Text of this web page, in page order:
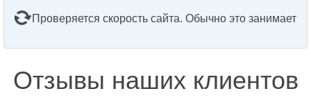
Проверяется скорость сайта. Обычно это занимает
Отзывы наших клиентов